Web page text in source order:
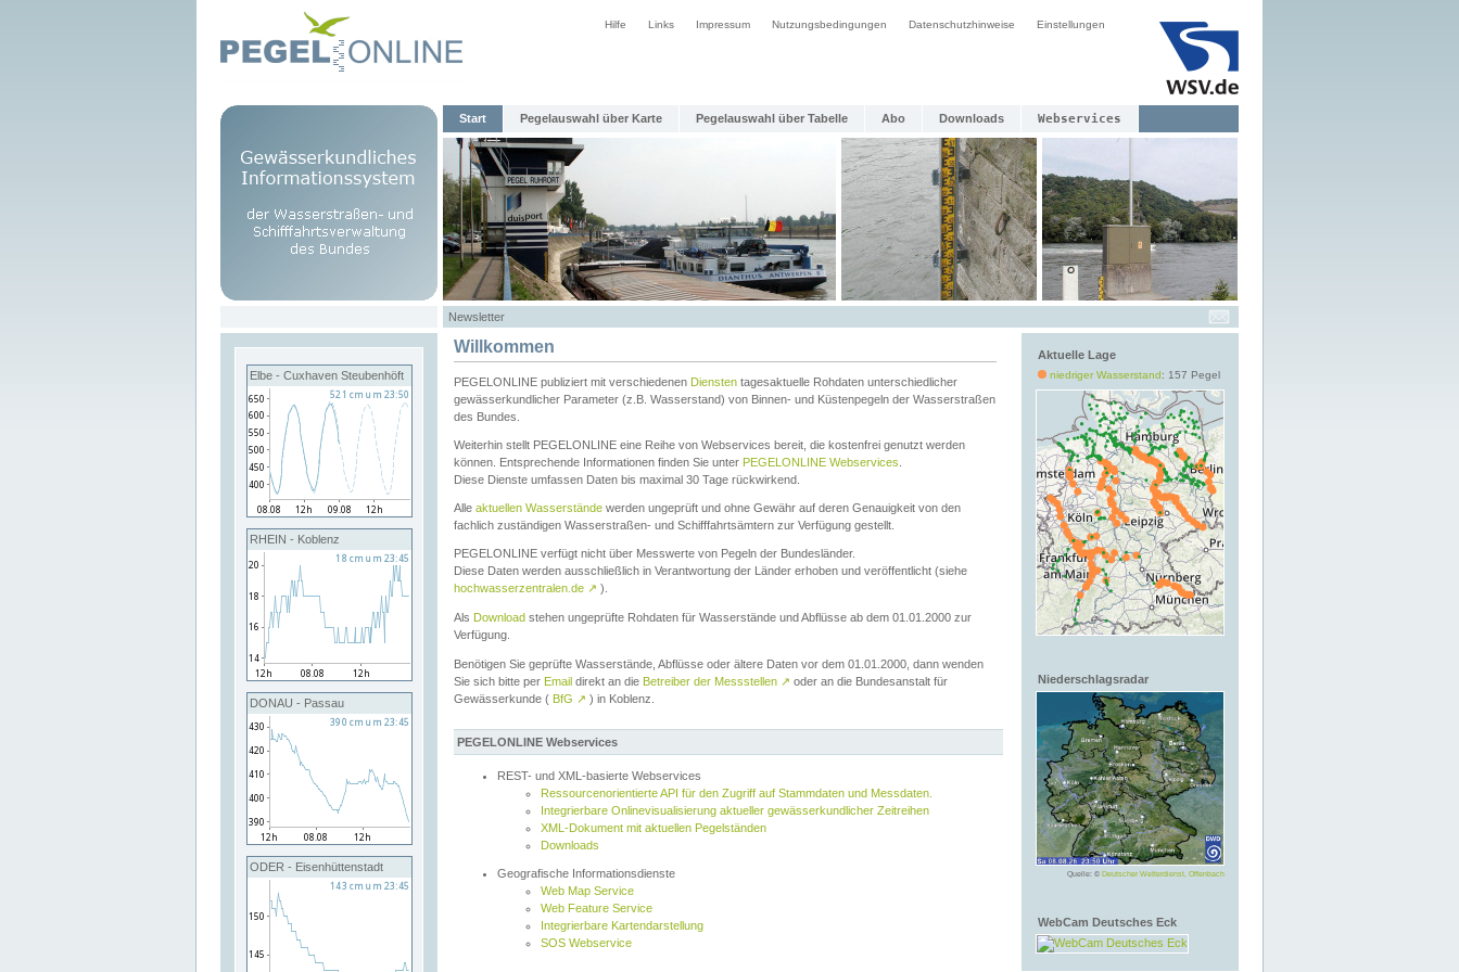
Hilfe Links Impressum Nutzungsbedingungen Datenschutzhinweise Einstellungen
Start Pegelauswahl über Karte Pegelauswahl über Tabelle Abo Downloads Webservices
Newsletter
Elbe - Cuxhaven Steubenhöft
RHEIN - Koblenz
DONAU - Passau
ODER - Eisenhüttenstadt
Aktuelle Lage
niedriger Wasserstand: 157 Pegel
Niederschlagsradar
Quelle: © Deutscher Wetterdienst, Offenbach
WebCam Deutsches Eck
Willkommen
PEGELONLINE publiziert mit verschiedenen Diensten tagesaktuelle Rohdaten unterschiedlicher
gewässerkundlicher Parameter (z.B. Wasserstand) von Binnen- und Küstenpegeln der Wasserstraßen
des Bundes.
Weiterhin stellt PEGELONLINE eine Reihe von Webservices bereit, die kostenfrei genutzt werden
können. Entsprechende Informationen finden Sie unter PEGELONLINE Webservices
Diese Dienste umfassen Daten bis maximal 30 Tage rückwirkend.
Alle aktuellen Wasserstände werden ungeprüft und ohne Gewähr auf deren Genauigkeit von den
fachlich zuständigen Wasserstraßen- und Schifffahrtsämtern zur Verfügung gestellt.
PEGELONLINE verfügt nicht über Messwerte von Pegeln der Bundesländer.
Diese Daten werden ausschließlich in Verantwortung der Länder erhoben und veröffentlicht (siehe
hochwasserzentralen.de ↗ ).
Als Download stehen ungeprüfte Rohdaten für Wasserstände und Abflüsse ab dem 01.01.2000 zur
Verfügung.
Benötigen Sie geprüfte Wasserstände, Abflüsse oder ältere Daten vor dem 01.01.2000, dann wenden
Sie sich bitte per Email direkt an die Betreiber der Messstellen ↗ oder an die Bundesanstalt für
Gewässerkunde ( BfG ↗ ) in Koblenz.
PEGELONLINE Webservices
REST- und XML-basierte Webservices
Ressourcenorientierte API für den Zugriff auf Stammdaten und Messdaten.
Integrierbare Onlinevisualisierung aktueller gewässerkundlicher Zeitreihen
XML-Dokument mit aktuellen Pegelständen
Downloads
Geografische Informationsdienste
Web Map Service
Web Feature Service
Integrierbare Kartendarstellung
SOS Webservice